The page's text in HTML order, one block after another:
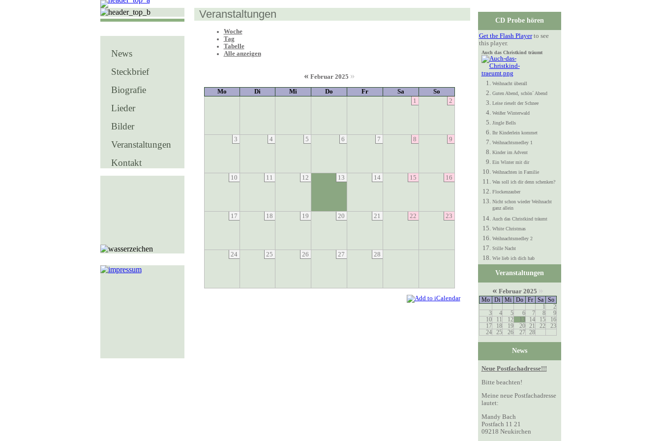
News
Steckbrief
Biografie
Lieder
Bilder
Veranstaltungen
Kontakt
Veranstaltungen
Woche
Tag
Tabelle
Alle anzeigen
« Februar 2025 »
Mo Di Mi Do Fr Sa
So
1
2
3 4 5 6 7 8 9
10 11 12 13 14 15 16
17 18 19 20 21 22 23
24 25 26 27 28
CD Probe hören
Get the Flash Playerto see
this player.
Auch das Christkind träumt
Weihnacht überall
Guten Abend, schön´ Abend
Leise rieselt der Schnee
Weißer Winterwald
Jingle Bells
Ihr Kinderlein kommet
Weihnachtsmedley 1
Kinder im Advent
Ein Winter mit dir
Weihnachten in Familie
Was soll ich dir denn schenken?
Flockenzauber
Nicht schon wieder Weihnacht
ganz allein
Auch das Christkind träumt
White Christmas
Weihnachtsmedley 2
Stille Nacht
Wie lieb ich dich hab
Veranstaltungen
« Februar 2025 »
Mo Di Mi Do Fr Sa
So
1
2
3
4 5 6 7 8
9
10
11 12 13 14 15
16
17
18 19 20 21 22
23
24
25 26 27 28
News
Neue Postfachadresse!!!
Bitte beachten!
Meine neue Postfachadresse
lautet:
Mandy Bach
Postfach 11 21
09218 Neukirchen